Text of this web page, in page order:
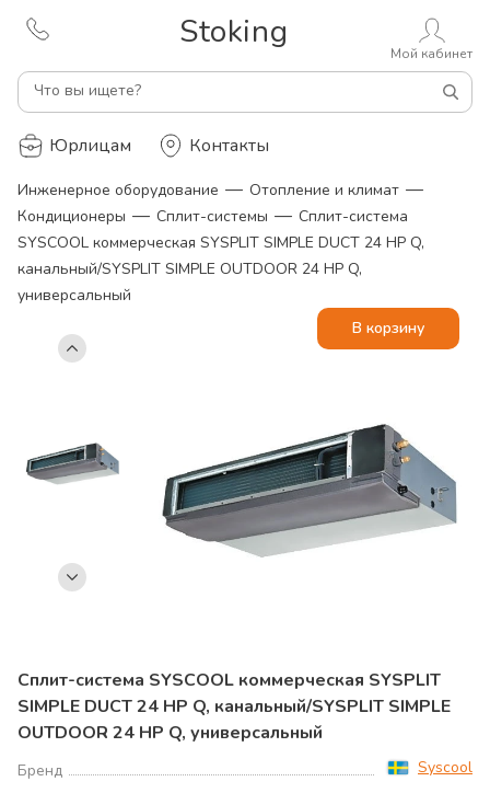
Stoking
Что вы ищете?
Мой кабинет
Юрлицам Контакты
Инженерное оборудование — Отопление и климат —
Кондиционеры — Сплит-системы — Сплит-система
SYSCOOL коммерческая SYSPLIT SIMPLE DUCT 24 HP Q,
канальный/SYSPLIT SIMPLE OUTDOOR 24 HP Q,
универсальный
Сплит-система SYSCOOL коммерческая SYSPLIT
SIMPLE DUCT 24 HP Q, канальный/SYSPLIT SIMPLE
OUTDOOR 24 HP Q, универсальный
Бренд
Syscool
В корзину